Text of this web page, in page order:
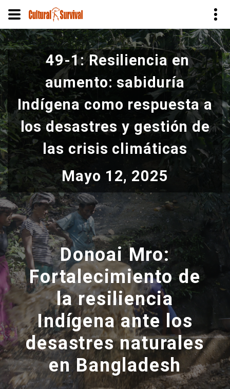
Pasar
al
contenido
principal
49-1: Resiliencia en
aumento: sabiduría
Indígena como respuesta a
los desastres y gestión de
las crisis climáticas
Mayo 12, 2025
Donoai Mro:
Fortalecimiento de
la resiliencia
Indígena ante los
desastres naturales
en Bangladesh